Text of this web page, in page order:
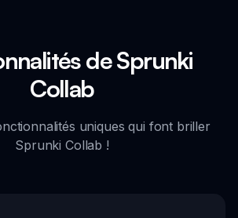
de Sprunki
Collab
uniques qui font briller
Sprunki Collab !